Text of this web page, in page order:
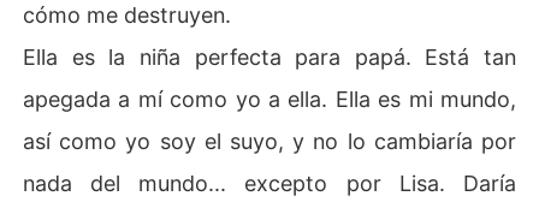
cómo me destruyen.
Ella es la niña perfecta para papá. Está tan
apegada a mí como yo a ella. Ella es mi mundo,
así como yo soy el suyo, y no lo cambiaría por
nada del mundo... excepto por Lisa. Daría